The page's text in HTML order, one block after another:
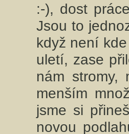
:-), dost
Jsou to
když není
uletí, zase
nám
menším
jsme si
novou